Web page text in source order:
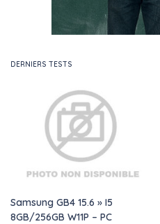
DERNIERS TESTS
Samsung GB4 15.6 » I5
8GB/256GB W11P – PC